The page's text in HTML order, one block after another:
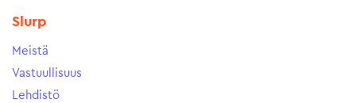
Slurp
Meistä
Vastuullisuus
Lehdistö